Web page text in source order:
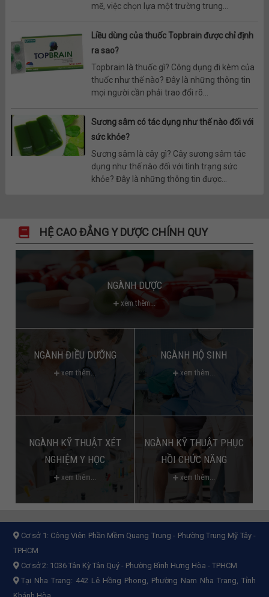
mẽ, việc chọn lựa một trường trung...
Liều dùng của thuốc Topbrain được chỉ định
ra sao?
Topbrain là thuốc gì? Công dụng đi kèm của
thuốc như thế nào? Đây là những thông tin
mọi người cần phải trao đổi rõ...
Sương sâm có tác dụng như thế nào đối với
sức khỏe?
Sương sâm là cây gì? Cây sương sâm tác
dụng như thế nào đối với tình trạng sức
khỏe? Đây là những thông tin được...
HỆ CAO ĐẲNG Y DƯỢC CHÍNH QUY
NGÀNH DƯỢC
xem thêm...
NGÀNH ĐIỀU DƯỠNG
xem thêm...
NGÀNH HỘ SINH
xem thêm...
NGÀNH KỸ THUẬT XÉT
NGHIỆM Y HỌC
xem thêm...
NGÀNH KỸ THUẬT PHỤC
HỒI CHỨC NĂNG
xem thêm...
Cơ sở 1: Công Viên Phần Mềm Quang Trung - Phường Trung Mỹ Tây -
TPHCM
Cơ sở 2: 1036 Tân Kỳ Tân Quý - Phường Bình Hưng Hòa - TPHCM
Tại Nha Trang: 442 Lê Hồng Phong, Phường Nam Nha Trang, Tỉnh